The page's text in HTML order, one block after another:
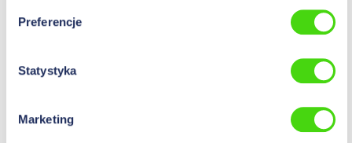
Preferencje
Statystyka
Marketing
kompresyjnym, wersja LT (low temperature), 18 - 20 mm,
0,00 zł*